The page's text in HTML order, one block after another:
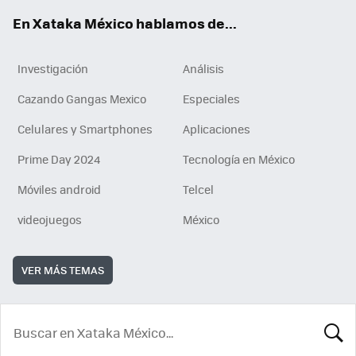
En Xataka México hablamos de...
Investigación
Análisis
Cazando Gangas Mexico
Especiales
Celulares y Smartphones
Aplicaciones
Prime Day 2024
Tecnología en México
Móviles android
Telcel
videojuegos
México
VER MÁS TEMAS